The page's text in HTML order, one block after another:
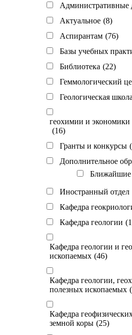
Административные
Актуальное (8)
Аспирантам (76)
Базы учебных
Библиотека (22)
Геммологический
Геологическая школа
геохимии и
(16)
Гранты и конкурсы
Дополнительное
Ближайшие
Иностранный отдел
Кафедра
Кафедра геологии
Кафедра геологии и
ископаемых (46)
Кафедра геологии,
полезных ископаемых
Кафедра
земной коры (25)